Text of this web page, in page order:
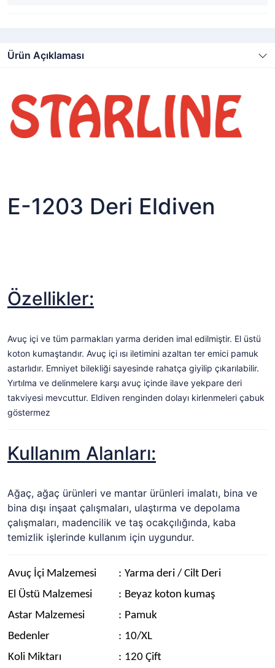
Ürün Açıklaması
E-1203 Deri Eldiven
Özellikler:
Avuç içi ve tüm parmakları yarma deriden imal edilmiştir. El üstü
koton kumaştandır. Avuç içi ısı iletimini azaltan ter emici pamuk
astarlıdır. Emniyet bilekliği sayesinde rahatça giyilip çıkarılabilir.
Yırtılma ve delinmelere karşı avuç içinde ilave yekpare deri
takviyesi mevcuttur. Eldiven renginden dolayı kirlenmeleri çabuk
göstermez
Kullanım Alanları:
Ağaç, ağaç ürünleri ve mantar ürünleri imalatı, bina ve
bina dışı inşaat çalışmaları, ulaştırma ve depolama
çalışmaları, madencilik ve taş ocakçılığında, kaba
temizlik işlerinde kullanım için uygundur.
Avuç İçi Malzemesi : Yarma deri / Cilt Deri
El Üstü Malzemesi
: Beyaz koton kumaş
Astar Malzemesi
: Pamuk
Bedenler
: 10/XL
Koli Miktarı
: 120 Çift